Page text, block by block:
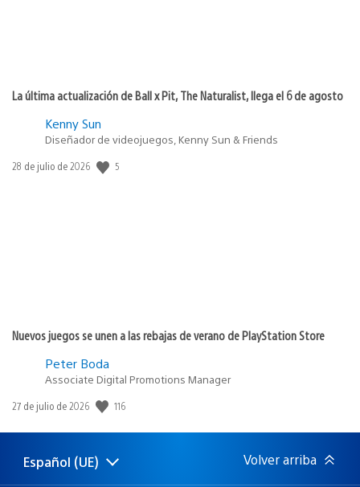
La última actualización de Ball x Pit, The Naturalist, llega el 6 de agosto
Kenny Sun
Diseñador de videojuegos, Kenny Sun & Friends
Fecha
28 de julio de 2026 5
Nuevos juegos se unen a las rebajas de verano de PlayStation Store
Peter Boda
Associate Digital Promotions Manager
Fecha
publicación:
27 de julio de 2026 116
Selecciona
una
Región
actual:
Español (UE) Volver arriba